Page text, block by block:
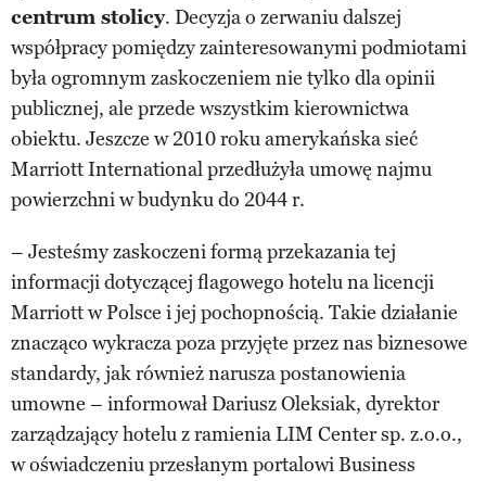
centrum stolicy. Decyzja o zerwaniu dalszej
współpracy pomiędzy zainteresowanymi podmiotami
była ogromnym zaskoczeniem nie tylko dla opinii
publicznej, ale przede wszystkim kierownictwa
obiektu. Jeszcze w 2010 roku amerykańska sieć
Marriott International przedłużyła umowę najmu
powierzchni w budynku do 2044 r.
– Jesteśmy zaskoczeni formą przekazania tej
informacji dotyczącej flagowego hotelu na licencji
Marriott w Polsce i jej pochopnością. Takie działanie
znacząco wykracza poza przyjęte przez nas biznesowe
standardy, jak również narusza postanowienia
umowne – informował Dariusz Oleksiak, dyrektor
zarządzający hotelu z ramienia LIM Center sp. z.o.o.,
w oświadczeniu przesłanym portalowi Business